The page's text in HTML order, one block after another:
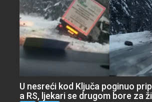
U nesreći kod Ključa poginuo
a RS, ljekari se drugom bore za